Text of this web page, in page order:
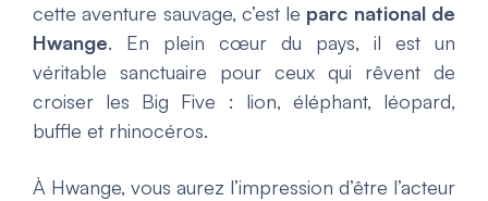
cette aventure sauvage, c’est le parc national de
Hwange. En plein cœur du pays, il est un
véritable sanctuaire pour ceux qui rêvent de
croiser les Big Five : lion, éléphant, léopard,
buffle et rhinocéros.
À Hwange, vous aurez l’impression d’être l’acteur